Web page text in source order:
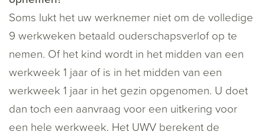
Soms lukt het uw werknemer niet om de volledige
9 werkweken betaald ouderschapsverlof op te
nemen. Of het kind wordt in het midden van een
werkweek 1 jaar of is in het midden van een
werkweek 1 jaar in het gezin opgenomen. U doet
dan toch een aanvraag voor een uitkering voor
een hele werkweek. Het UWV berekent de